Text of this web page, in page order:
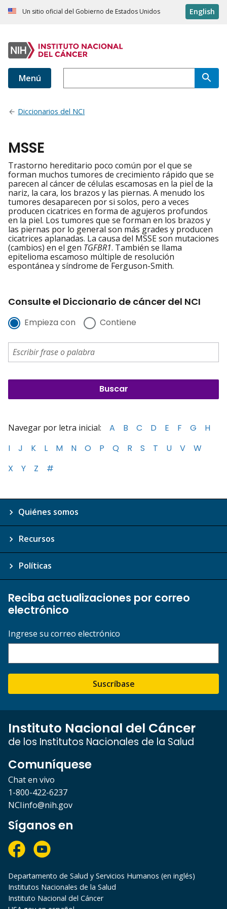
Un sitio oficial del Gobierno de Estados Unidos English
Menú
Diccionarios del NCI
MSSE
Trastorno hereditario poco común por el que se
forman muchos tumores de crecimiento rápido que se
parecen al cáncer de células escamosas en la piel de la
nariz, la cara, los brazos y las piernas. A menudo los
tumores desaparecen por si solos, pero a veces
producen cicatrices en forma de agujeros profundos
en la piel. Los tumores que se forman en los brazos y
las piernas por lo general son más grades y producen
cicatrices aplanadas. La causa del MSSE son mutaciones
(cambios) en el gen TGFBR1. También se llama
epitelioma escamoso múltiple de resolución
espontánea y síndrome de Ferguson-Smith.
Consulte el Diccionario de cáncer del NCI
Empieza con Contiene
Navegar por letra inicial: A B C D E F G
H
I
J K L M N O P Q R S T U V
W
X
Y Z #
Quiénes somos
Recursos
Políticas
Reciba actualizaciones por correo
electrónico
Ingrese su correo electrónico
Suscríbase
Instituto Nacional del Cáncer
de los Institutos Nacionales de la Salud
Comuníquese
Chat en vivo
1-800-422-6237
NCIinfo@nih.gov
Síganos en
Departamento de Salud y Servicios Humanos (en inglés)
Institutos Nacionales de la Salud
Instituto Nacional del Cáncer